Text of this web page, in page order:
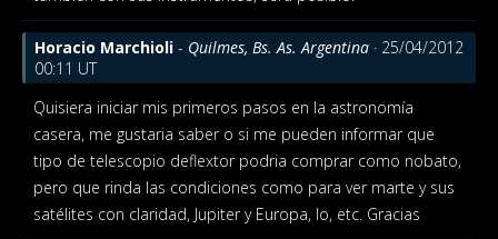
Horacio Marchioli - Quilmes, Bs. As. Argentina · 25/04/2012
00:11 UT
Quisiera iniciar mis primeros pasos en la astronomía
casera, me gustaria saber o si me pueden informar que
tipo de telescopio deflextor podria comprar como nobato,
pero que rinda las condiciones como para ver marte y sus
satélites con claridad, Jupiter y Europa, Io, etc. Gracias